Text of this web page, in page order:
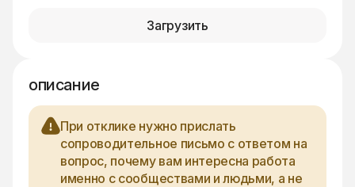
Загрузить
описание
При отклике нужно прислать
сопроводительное письмо с ответом на
вопрос, почему вам интересна работа
именно с сообществами и людьми, а не